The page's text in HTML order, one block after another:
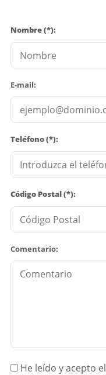
Nombre (*):
E-mail:
Teléfono (*):
Código Postal (*):
Comentario:
He leído y acepto el